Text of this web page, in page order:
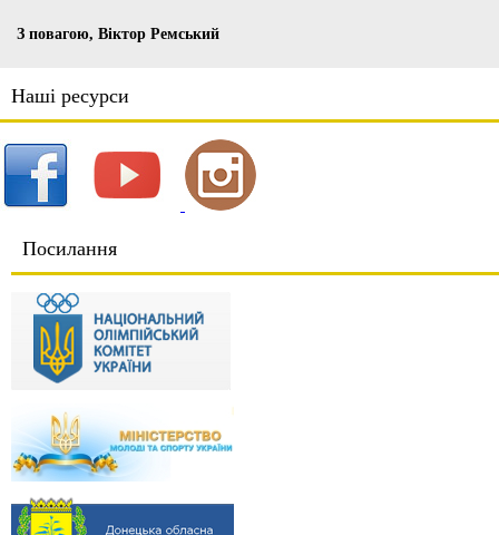
З повагою, Віктор Ремський
Наші ресурси
Посилання